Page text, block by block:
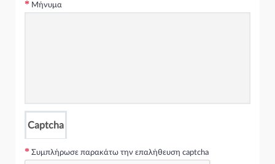
Μήνυμα
Captcha
Συμπλήρωσε παρακάτω την επαλήθευση captcha